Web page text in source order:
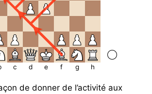
c d e f g h
de donner de l’activité aux